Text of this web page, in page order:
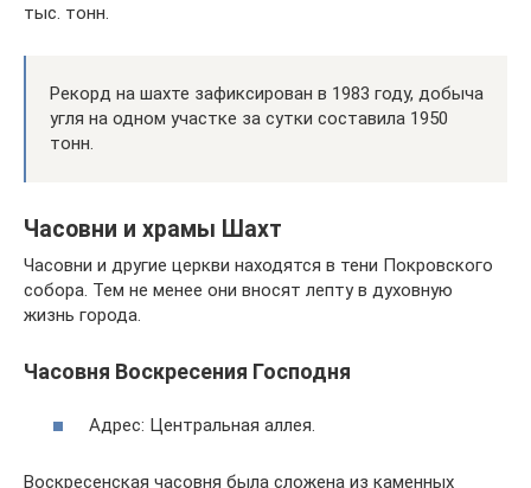
тыс. тонн.
Рекорд на шахте зафиксирован в 1983 году, добыча
угля на одном участке за сутки составила 1950
тонн.
Часовни и храмы Шахт
Часовни и другие церкви находятся в тени Покровского
собора. Тем не менее они вносят лепту в духовную
жизнь города.
Часовня Воскресения Господня
Адрес: Центральная аллея.
Воскресенская часовня была сложена из каменных